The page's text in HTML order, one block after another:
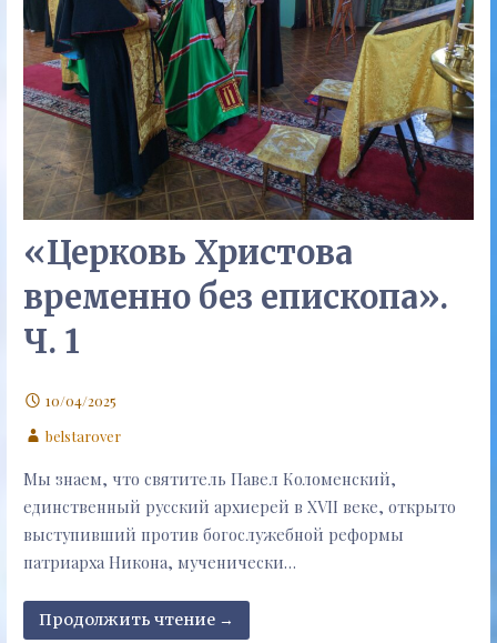
«Церковь Христова
временно без епископа».
Ч. 1
10/04/2025
belstarover
Мы знаем, что святитель Павел Коломенский,
единственный русский архиерей в XVII веке, открыто
выступивший против богослужебной реформы
патриарха Никона, мученически…
Продолжить чтение →